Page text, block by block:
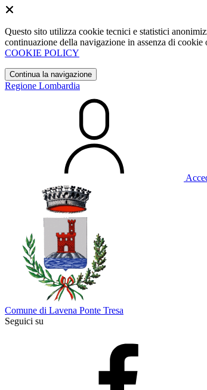
Questo sito utilizza cookie tecnici e statistici
continuazione della navigazione in assenza di
COOKIE POLICY
Continua la navigazione
Regione Lombardia
Comune di Lavena Ponte Tresa
Seguici su